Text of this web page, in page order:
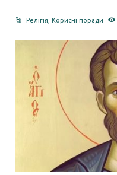
Релігія ,Корисні поради